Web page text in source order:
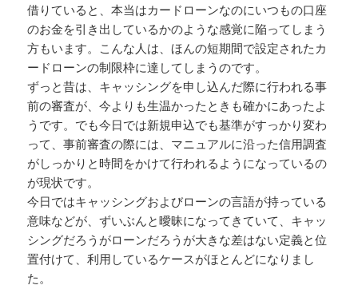
借りていると、本当はカードローンなのにいつもの口座
のお金を引き出しているかのような感覚に陥ってしまう
方もいます。こんな人は、ほんの短期間で設定されたカ
ードローンの制限枠に達してしまうのです。
ずっと昔は、キャッシングを申し込んだ際に行われる事
前の審査が、今よりも生温かったときも確かにあったよ
うです。でも今日では新規申込でも基準がすっかり変わ
って、事前審査の際には、マニュアルに沿った信用調査
がしっかりと時間をかけて行われるようになっているの
が現状です。
今日ではキャッシングおよびローンの言語が持っている
意味などが、ずいぶんと曖昧になってきていて、キャッ
シングだろうがローンだろうが大きな差はない定義と位
置付けて、利用しているケースがほとんどになりまし
た。